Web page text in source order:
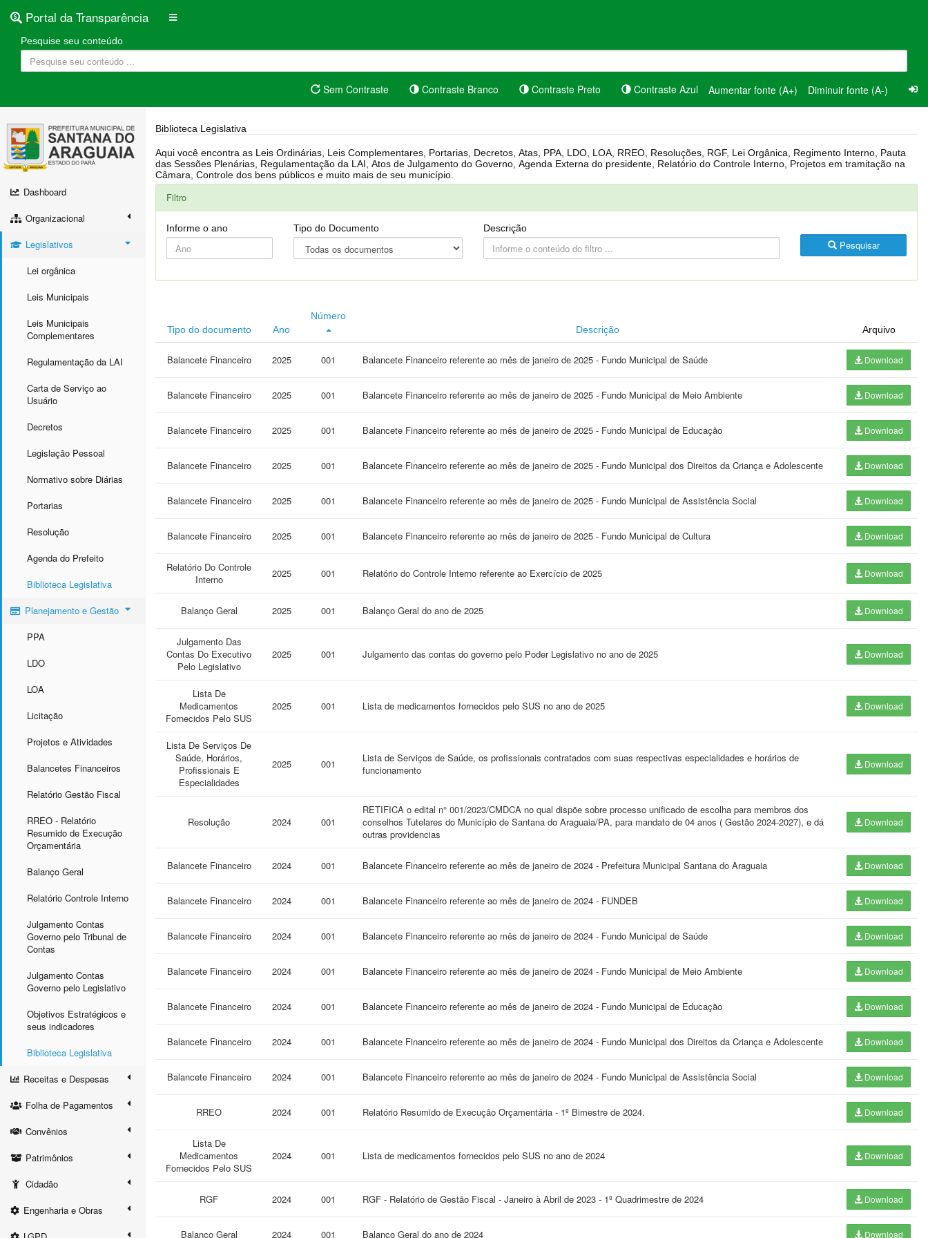
Portal da Transparência
Pesquise seu conteúdo
Sem Contraste Contraste Branco Contraste Preto Contraste Azul Aumentar fonte (A+) Diminuir fonte (A-)
Dashboard
Organizacional
Legislativos
Lei orgânica
Leis Municipais
Leis Municipais
Complementares
Regulamentação da LAI
Carta de Serviço ao
Usuário
Decretos
Legislação Pessoal
Normativo sobre Diárias
Portarias
Resolução
Agenda do Prefeito
Biblioteca Legislativa
Planejamento e Gestão
PPA
LDO
LOA
Licitação
Projetos e Atividades
Balancetes Financeiros
Relatório Gestão Fiscal
RREO - Relatório
Resumido de Execução
Orçamentária
Balanço Geral
Relatório Controle Interno
Julgamento Contas
Governo pelo Tribunal de
Contas
Julgamento Contas
Governo pelo Legislativo
Objetivos Estratégicos e
seus indicadores
Biblioteca Legislativa
Receitas e Despesas
Folha de Pagamentos
Convênios
Patrimônios
Cidadão
Engenharia e Obras
Biblioteca Legislativa
Aqui você encontra as Leis Ordinárias, Leis Complementares, Portarias, Decretos, Atas, PPA, LDO, LOA, RREO, Resoluções, RGF, Lei Orgânica, Regimento Interno, Pauta
das Sessões Plenárias, Regulamentação da LAI, Atos de Julgamento do Governo, Agenda Externa do presidente, Relatório do Controle Interno, Projetos em tramitação na
Câmara, Controle dos bens públicos e muito mais de seu município.
Filtro
Informe o ano Tipo do Documento Descrição
Pesquisar
Tipo do documento Ano
Número
Descrição
Arquivo
Balancete Financeiro 2025 001 Balancete Financeiro referente ao mês de janeiro de 2025 - Fundo Municipal de Saúde Download
Balancete Financeiro 2025 001 Balancete Financeiro referente ao mês de janeiro de 2025 - Fundo Municipal de Meio Ambiente Download
Balancete Financeiro 2025 001 Balancete Financeiro referente ao mês de janeiro de 2025 - Fundo Municipal de Educação Download
Balancete Financeiro 2025 001 Balancete Financeiro referente ao mês de janeiro de 2025 - Fundo Municipal dos Direitos da Criança e Adolescente Download
Balancete Financeiro 2025 001 Balancete Financeiro referente ao mês de janeiro de 2025 - Fundo Municipal de Assistência Social Download
Balancete Financeiro 2025 001 Balancete Financeiro referente ao mês de janeiro de 2025 - Fundo Municipal de Cultura Download
Relatório Do Controle
Interno
2025 001 Relatório do Controle Interno referente ao Exercício de 2025 Download
Balanço Geral 2025 001 Balanço Geral do ano de 2025 Download
Julgamento Das
Contas Do Executivo
Pelo Legislativo
2025 001 Julgamento das contas do governo pelo Poder Legislativo no ano de 2025 Download
Lista De
Medicamentos
Fornecidos Pelo SUS
2025 001 Lista de medicamentos fornecidos pelo SUS no ano de 2025 Download
Lista De Serviços De
Saúde, Horários,
Profissionais E
Especialidades
2025 001
Lista de Serviços de Saúde, os profissionais contratados com suas respectivas especialidades e horários de
funcionamento
Download
Resolução 2024 001
RETIFICA o edital n° 001/2023/CMDCA no qual dispõe sobre processo unificado de escolha para membros dos
conselhos Tutelares do Município de Santana do Araguaia/PA, para mandato de 04 anos ( Gestão 2024-2027), e dá
outras providencias
Download
Balancete Financeiro 2024 001 Balancete Financeiro referente ao mês de janeiro de 2024 - Prefeitura Municipal Santana do Araguaia Download
Balancete Financeiro 2024 001 Balancete Financeiro referente ao mês de janeiro de 2024 - FUNDEB Download
Balancete Financeiro 2024 001 Balancete Financeiro referente ao mês de janeiro de 2024 - Fundo Municipal de Saúde Download
Balancete Financeiro 2024 001 Balancete Financeiro referente ao mês de janeiro de 2024 - Fundo Municipal de Meio Ambiente Download
Balancete Financeiro 2024 001 Balancete Financeiro referente ao mês de janeiro de 2024 - Fundo Municipal de Educação Download
Balancete Financeiro 2024 001 Balancete Financeiro referente ao mês de janeiro de 2024 - Fundo Municipal dos Direitos da Criança e Adolescente Download
Balancete Financeiro 2024 001 Balancete Financeiro referente ao mês de janeiro de 2024 - Fundo Municipal de Assistência Social Download
RREO 2024 001 Relatório Resumido de Execução Orçamentária - 1º Bimestre de 2024. Download
Lista De
Medicamentos
Fornecidos Pelo SUS
2024 001 Lista de medicamentos fornecidos pelo SUS no ano de 2024 Download
RGF 2024 001 RGF - Relatório de Gestão Fiscal - Janeiro à Abril de 2023 - 1º Quadrimestre de 2024 Download
Balanço Geral 2024 001 Balanço Geral do ano de 2024 Download